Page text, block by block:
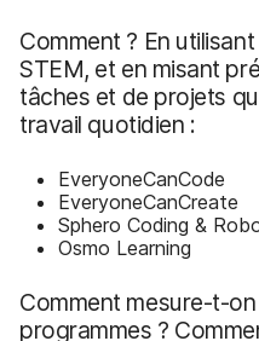
Comment ? En
STEM, et en misant
tâches et de projets
travail quotidien :
EveryoneCanCode
EveryoneCanCreate
Sphero Coding &
Osmo Learning
Comment mesure-t-
programmes ?